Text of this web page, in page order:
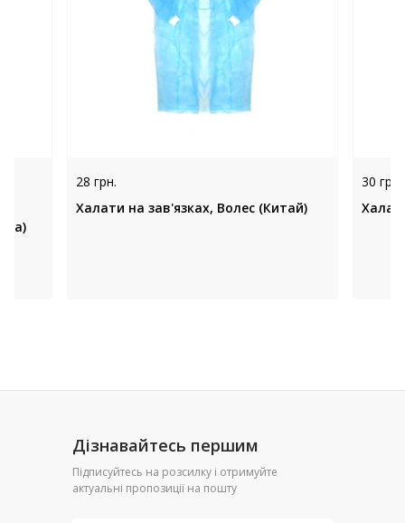
28 грн.
Халати на зав'язках, Волес (Китай)
30 грн.
Дізнавайтесь першим
Підписуйтесь на розсилку і отримуйте
актуальні пропозиції на пошту